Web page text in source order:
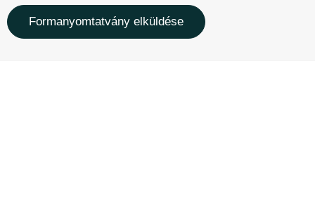
Formanyomtatvány elküldése